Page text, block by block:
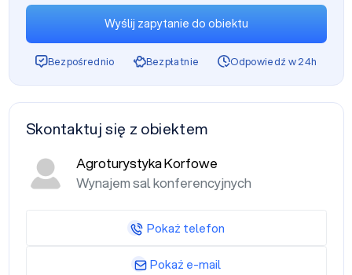
Wyślij zapytanie do obiektu
Bezpośrednio Bezpłatnie Odpowiedź w 24h
Skontaktuj się z obiektem
Agroturystyka Korfowe
Wynajem sal konferencyjnych
Pokaż telefon
Pokaż e-mail